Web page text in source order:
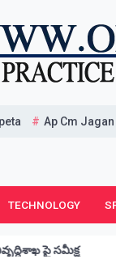
Ap Cm Jagan
TECHNOLOGY
కోవిడ్ భాదిత